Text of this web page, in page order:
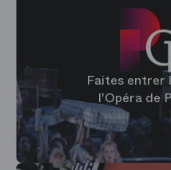
Faites entrer
l'Opéra de